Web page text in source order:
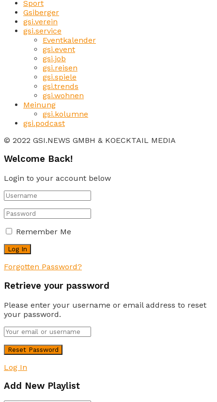
Sport
Gsiberger
gsi.verein
gsi.service
Eventkalender
gsi.event
gsi.job
gsi.reisen
gsi.spiele
gsi.trends
gsi.wohnen
Meinung
gsi.kolumne
gsi.podcast
© 2022 GSI.NEWS GMBH & KOECKTAIL MEDIA
Welcome Back!
Login to your account below
Remember Me
Forgotten Password?
Retrieve your password
Please enter your username or email address to reset
your password.
Log In
Add New Playlist